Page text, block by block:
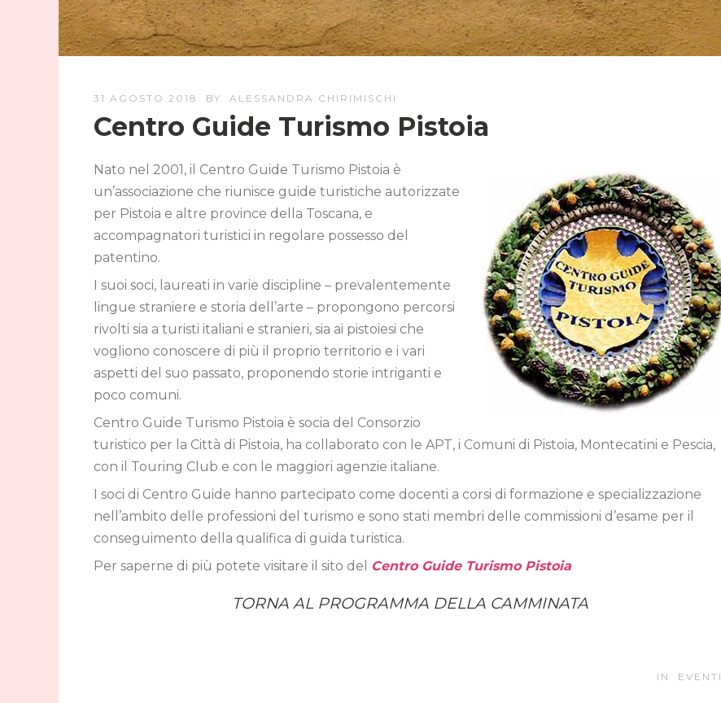
31 AGOSTO 2018 BY ALESSANDRA CHIRIMISCHI
Centro Guide Turismo Pistoia
Nato nel 2001, il Centro Guide Turismo Pistoia è
un’associazione che riunisce guide turistiche autorizzate
per Pistoia e altre province della Toscana, e
accompagnatori turistici in regolare possesso del
patentino.
I suoi soci, laureati in varie discipline – prevalentemente
lingue straniere e storia dell’arte – propongono percorsi
rivolti sia a turisti italiani e stranieri, sia ai pistoiesi che
vogliono conoscere di più il proprio territorio e i vari
aspetti del suo passato, proponendo storie intriganti e
poco comuni.
Centro Guide Turismo Pistoia è socia del Consorzio
turistico per la Città di Pistoia, ha collaborato con le APT, i Comuni di Pistoia, Montecatini e Pescia,
con il Touring Club e con le maggiori agenzie italiane.
I soci di Centro Guide hanno partecipato come docenti a corsi di formazione e specializzazione
nell’ambito delle professioni del turismo e sono stati membri delle commissioni d’esame per il
conseguimento della qualifica di guida turistica.
Per saperne di più potete visitare il sito del Centro Guide Turismo Pistoia
TORNA AL PROGRAMMA DELLA CAMMINATA
IN EVENTI